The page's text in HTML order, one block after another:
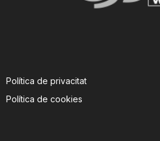
g
Política de privacitat
Política de cookies